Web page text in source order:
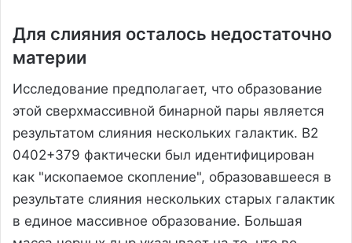
Для слияния осталось недостаточно
материи
Исследование предполагает, что образование
этой сверхмассивной бинарной пары является
результатом слияния нескольких галактик. B2
0402+379 фактически был идентифицирован
как "ископаемое скопление", образовавшееся в
результате слияния нескольких старых галактик
в единое массивное образование. Большая